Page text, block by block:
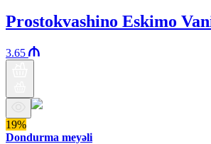
Prostokvashino Eskimo
3.65
19%
Dondurma meyəli